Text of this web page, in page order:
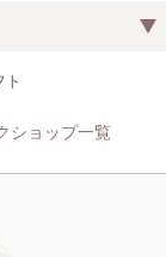
ト
ショップ一覧